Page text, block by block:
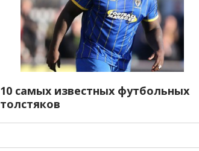
10 самых известных футбольных
толстяков